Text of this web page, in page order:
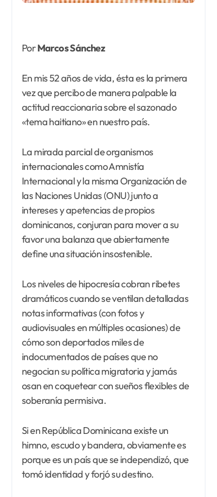
PorMarcos Sánchez
En mis 52 años de vida, ésta es la primera
vez que percibo de manera palpable la
actitud reaccionaria sobre el sazonado
«tema haitiano» en nuestro país.
La mirada parcial de organismos
internacionales como Amnistía
Internacional y la misma Organización de
las Naciones Unidas (ONU) junto a
intereses y apetencias de propios
dominicanos, conjuran para mover a su
favor una balanza que abiertamente
define una situación insostenible.
Los niveles de hipocresía cobran ribetes
dramáticos cuando se ventilan detalladas
notas informativas (con fotos y
audiovisuales en múltiples ocasiones) de
cómo son deportados miles de
indocumentados de países que no
negocian su política migratoria y jamás
osan en coquetear con sueños flexibles de
soberanía permisiva.
Si en República Dominicana existe un
himno, escudo y bandera, obviamente es
porque es un país que se independizó, que
tomó identidad y forjó su destino.